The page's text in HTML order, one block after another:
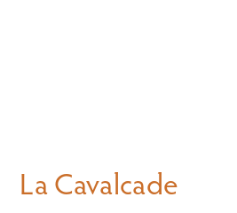
La Cavalcade